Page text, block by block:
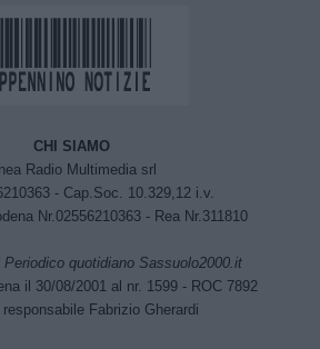
CHI SIAMO
Radio Multimedia srl
- Cap.Soc. 10.329,12 i.v.
Nr.02556210363 - Rea Nr.311810
Periodico quotidiano Sassuolo2000.it
il 30/08/2001 al nr. 1599 - ROC 7892
responsabile Fabrizio Gherardi